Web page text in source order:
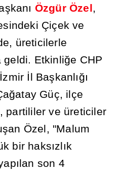
şkanı Özgür Özel,
Çiçek ve
üreticilerle
geldi. Etkinliğe CHP
İzmir İl Başkanlığı
ğatay Güç, ilçe
, partililer ve üreticiler
şan Özel, "Malum
bir haksızlık
ılan son 4